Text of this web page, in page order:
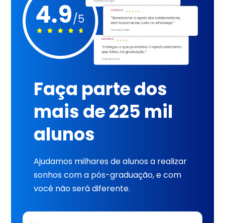
Faça parte dos
mais de 225 mil
alunos
Ajudamos milhares de alunos a realizar
sonhos com a pós-graduação, e com
você não será diferente.